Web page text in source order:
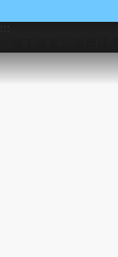
:::